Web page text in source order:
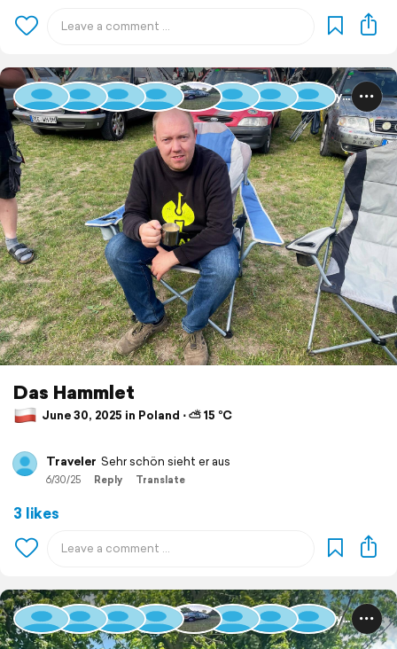
Baltic Rally 2025
Das Hammlet
June 30, 2025 in Poland ⋅ ⛅ 15 °C
Traveler Sehr schön sieht er aus
6/30/25 Reply Translate
3 likes
Baltic Rally 2025